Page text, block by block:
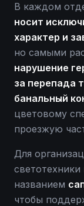
В каждом
носит
характер и
но самыми
нарушение
за перепада
банальный
цветовому
проезжую
Для
светотехники
названием
чтобы